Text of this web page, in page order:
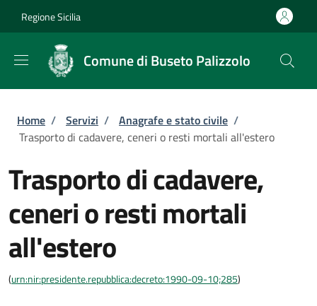
Regione Sicilia
Comune di Buseto Palizzolo
Briciole di pane
Home / Servizi / Anagrafe e stato civile /
Trasporto di cadavere, ceneri o resti mortali all'estero
Trasporto di cadavere,
ceneri o resti mortali
all'estero
(urn:nir:presidente.repubblica:decreto:1990-09-10;285)